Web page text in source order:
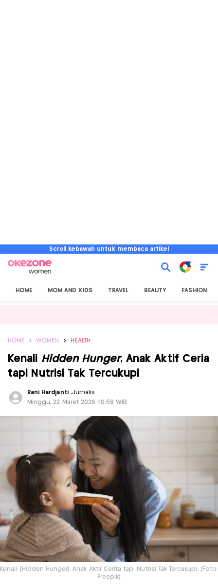
Scroll kebawah untuk membaca artikel
HOME MOM AND KIDS TRAVEL BEAUTY FASHION
HOME WOMEN HEALTH
Kenali Hidden Hunger, Anak Aktif Ceria
tapi Nutrisi Tak Tercukupi
Rani Hardjanti ,Jurnalis
Minggu, 22 Maret 2026 |10:59 WIB
Kenali {Hidden Hunger}, Anak Aktif Cerita tapi Nutrisi Tak Tercukupi. (Foto:
Freepik)